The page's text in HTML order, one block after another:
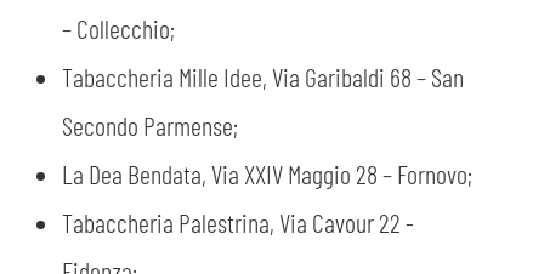
– Collecchio;
Tabaccheria Mille Idee, Via Garibaldi 68 – San
Secondo Parmense;
La Dea Bendata, Via XXIV Maggio 28 – Fornovo;
Tabaccheria Palestrina, Via Cavour 22 -